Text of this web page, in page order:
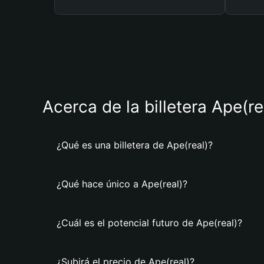
Acerca de la billetera
¿Qué es una billetera de Ape(real)?
¿Qué hace único a Ape(real)?
¿Cuál es el potencial futuro de Ape(real)?
¿Subirá el precio de Ape(real)?